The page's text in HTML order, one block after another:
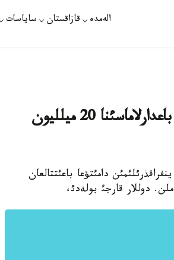
الەمدە قازاقستان ساياسات
بيئلعئ جئلئ تةثئزشةأرويل «يگئلئك» الةؤمةتتئك باعدارلاماسئنا 20 ميلليون
ينفراقذرئلئمئن دامئتؤعا باعئتتالعان